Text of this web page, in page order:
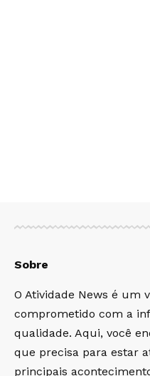
Sobre
O Atividade News é um
comprometido com a
qualidade. Aqui, você
que precisa para estar
principais